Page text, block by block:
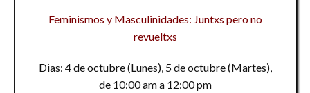
Feminismos y Masculinidades: Juntxs pero no
revueltxs
Dias: 4 de octubre (Lunes), 5 de octubre (Martes),
de 10:00 am a 12:00 pm